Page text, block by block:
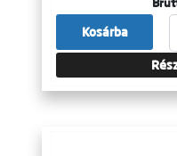
Kosárba